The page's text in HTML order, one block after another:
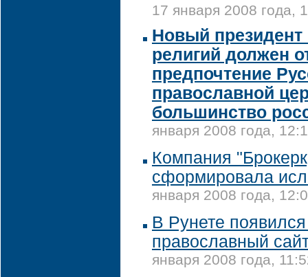
17 января 2008 года,
Новый президент
религий должен
предпочтение
православной
большинство
января 2008 года,
Компания
сформировала
января 2008 года,
В Рунете
православный
января 2008 года,